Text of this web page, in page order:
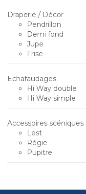
Draperie / Décor
Pendrillon
Demi fond
Jupe
Frise
Echafaudages
Hi Way double
Hi Way simple
Accessoires scéniques
Lest
Régie
Pupitre